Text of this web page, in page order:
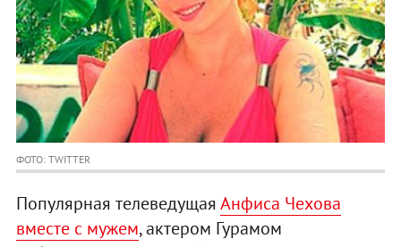
ФОТО: TWITTER
Популярная телеведущаяАнфиса Чехова
вместе с мужем, актером Гурамом